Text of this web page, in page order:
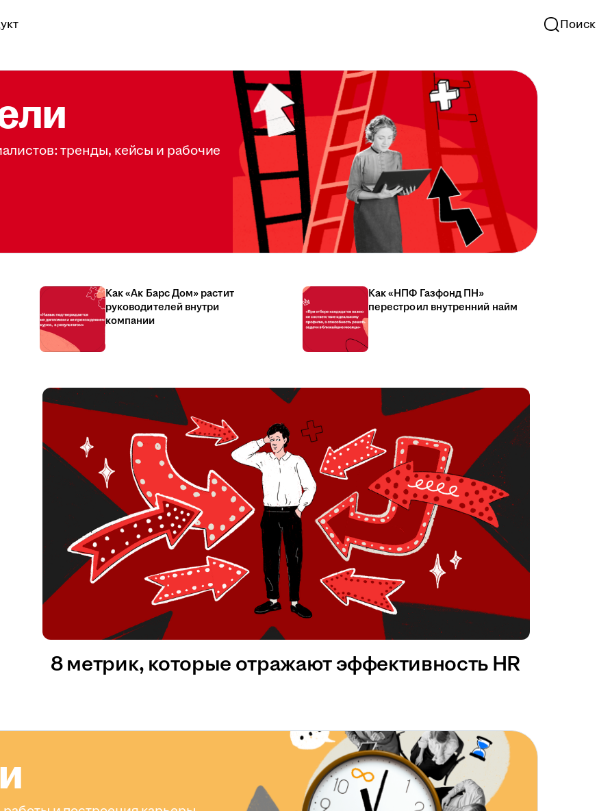
Поиск
тренды, кейсы и рабочие
Как «Ак Барс Дом» растит
руководителей внутри
компании
Как «НПФ Газфонд ПН»
перестроил внутренний найм
8 метрик, которые отражают эффективность HR